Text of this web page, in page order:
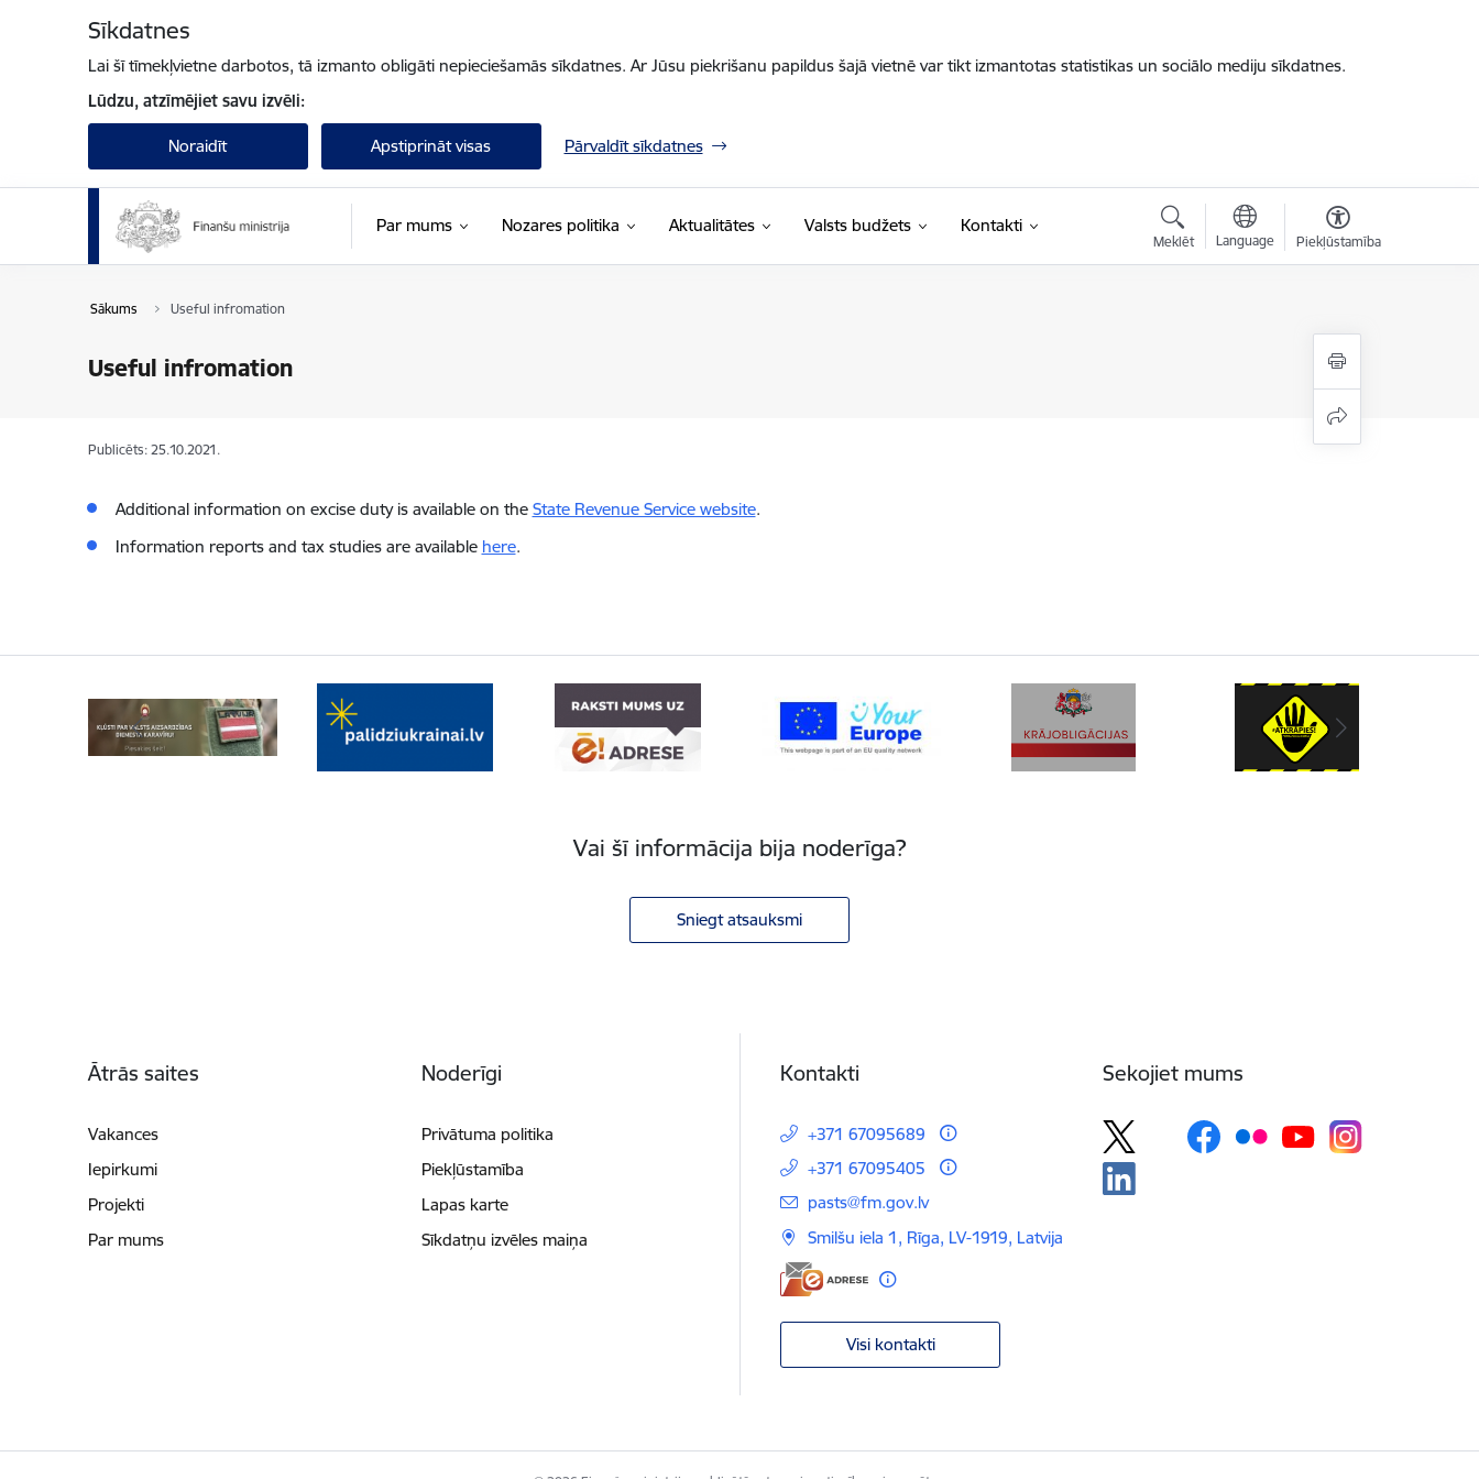
Sīkdatnes
Lai šī tīmekļvietne darbotos, tā izmanto obligāti nepieciešamās sīkdatnes. Ar Jūsu piekrišanu papildus šajā vietnē var tikt izmantotas statistikas un sociālo mediju sīkdatnes.
Lūdzu, atzīmējiet savu izvēli:
Noraidīt Apstiprināt visas Pārvaldīt sīkdatnes
Par mums Nozares politika Aktualitātes Valsts budžets Kontakti
Meklēt Language Piekļūstamība
Sākums Useful infromation
Useful infromation
Publicēts: 25.10.2021.
Additional information on excise duty is available on the State Revenue Service website.
Information reports and tax studies are available here.
Vai šī informācija bija noderīga?
Sniegt atsauksmi
Ātrās saites
Vakances
Iepirkumi
Projekti
Par mums
Noderīgi
Privātuma politika
Piekļūstamība
Lapas karte
Sīkdatņu izvēles maiņa
Kontakti
+371 67095689
+371 67095405
E-pasts:
pasts@fm.gov.lv
Smilšu iela 1, Rīga, LV-1919, Latvija
Visi kontakti
Sekojiet mums